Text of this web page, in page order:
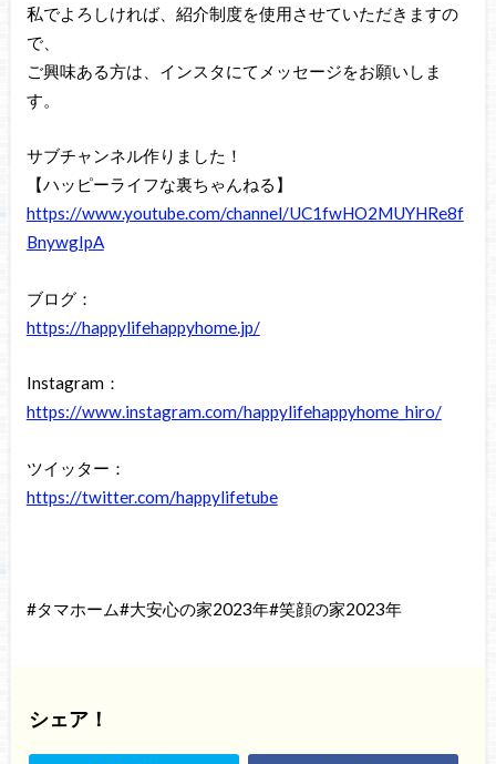
私でよろしければ、紹介制度を使用させていただきますの
で、
ご興味ある方は、インスタにてメッセージをお願いしま
す。
サブチャンネル作りました！
【ハッピーライフな裏ちゃんねる】
https://www.youtube.com/channel/UC1fwHO2MUYHRe8f
BnywgIpA
ブログ：
https://happylifehappyhome.jp/
Instagram：
https://www.instagram.com/happylifehappyhome_hiro/
ツイッター：
https://twitter.com/happylifetube
#タマホーム#大安心の家2023年#笑顔の家2023年
シェア！